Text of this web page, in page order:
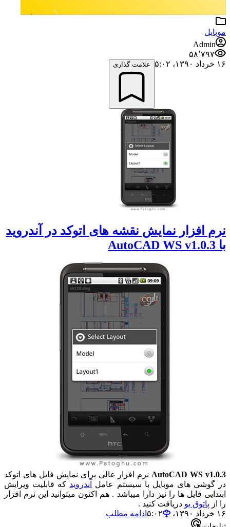
موبایل
Admin
۵۸٬۷۹۷
۱۶ خرداد ۱۳۹۰،‏ ۵:۰۲
علامت گذاری
نرم افزار نمایش نقشه های اتوکد در آندروید
با AutoCAD WS v1.0.3
AutoCAD WS v1.0.3 نرم افزار عالی برای نمایش فایل های اتوکد
در گوشی های موبایل با سیستم عامل
آندروید که قابلیت ویرایش
ابتدایی فایل ها را نیز دارا میباشد . هم اکنون میتوانید این نرم افزار
را از پاتوق یو دریافت کنید .
۱۶ خرداد ۱۳۹۰،‏ ۵:۰۲
ادامه مطلب